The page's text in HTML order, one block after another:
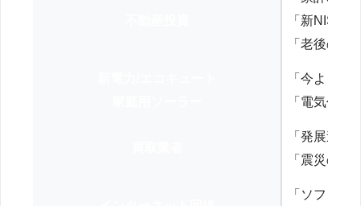
「新NISA
「老後の
「今より
「電気代を
「発展途
「震災の
「ソフト